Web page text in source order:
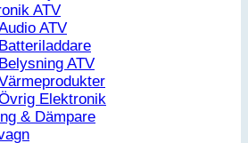
ATV
ATV
Batteriladdare
Belysning ATV
Elektronik
& Dämpare